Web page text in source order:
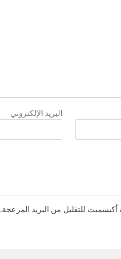
البريد الإلكتروني
للتقليل من البريد المزعجة.